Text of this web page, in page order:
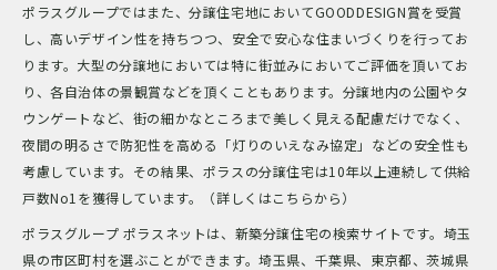
ポラスグループではまた、分譲住宅地においてGOODDESIGN賞を受賞
し、高いデザイン性を持ちつつ、安全で安心な住まいづくりを行ってお
ります。大型の分譲地においては特に街並みにおいてご評価を頂いてお
り、各自治体の景観賞などを頂くこともあります。分譲地内の公園やタ
ウンゲートなど、街の細かなところまで美しく見える配慮だけでなく、
夜間の明るさで防犯性を高める「灯りのいえなみ協定」などの安全性も
考慮しています。その結果、ポラスの分譲住宅は10年以上連続して供給
戸数No1を獲得しています。（詳しくはこちらから）
ポラスグループ ポラスネットは、新築分譲住宅の検索サイトです。埼玉
県の市区町村を選ぶことができます。埼玉県、千葉県、東京都、茨城県